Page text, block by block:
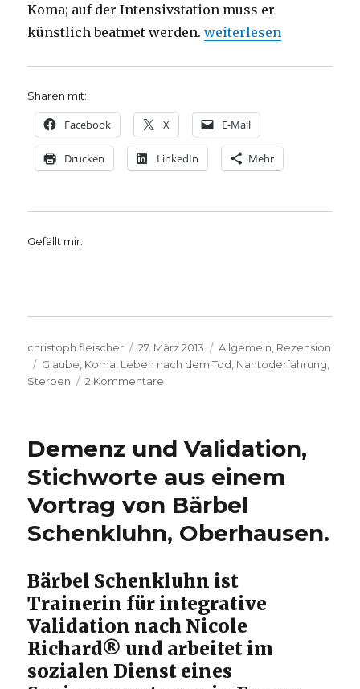
Koma; auf der Intensivstation muss er
künstlich beatmet werden.„Einmal in den
weiterlesen
Sharen mit:
Facebook X E-Mail
Drucken LinkedIn Mehr
Gefällt mir:
Autor
christoph.fleischer
Veröffentlicht
am
27. März 2013 Kategorien
Allgemein Rezension
Schlagwörter
Glaube Koma Leben nach dem Tod Nahtoderfahrung
Sterben
2 Kommentare
Himmel
und
wieder
zurück,
Rezension
Fleischer,
Werl
2013
Demenz und Validation,
Stichworte aus einem
Vortrag von Bärbel
Schenkluhn, Oberhausen.
Bärbel Schenkluhn ist
Trainerin für integrative
Validation nach Nicole
Richard® und arbeitet im
sozialen Dienst eines